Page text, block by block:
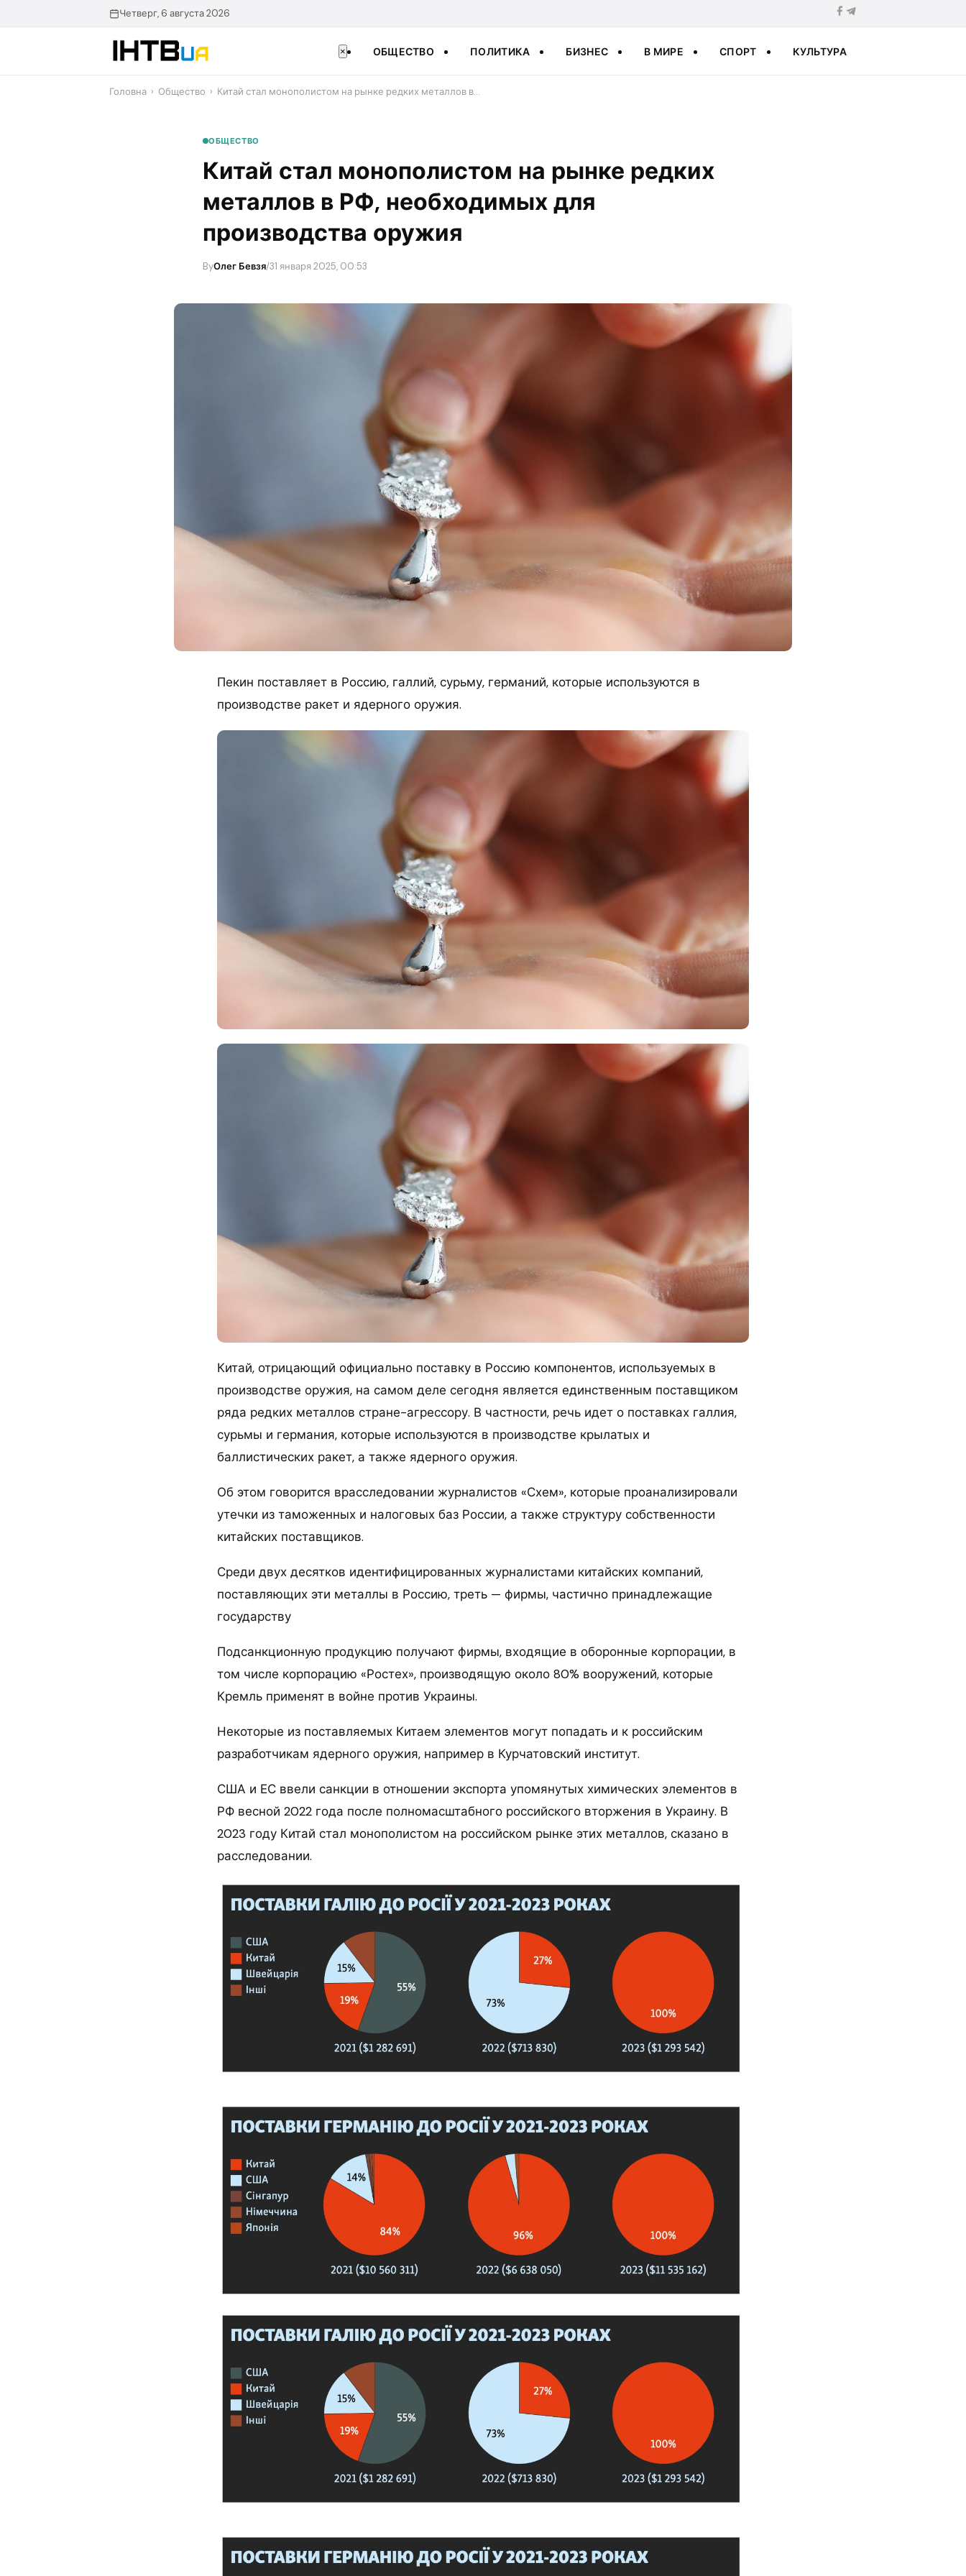
Четверг, 6 августа 2026
× ОБЩЕСТВО ПОЛИТИКА БИЗНЕС В МИРЕ СПОРТ КУЛЬТУРА
Головна › Общество › Китай стал монополистом на рынке редких металлов в…
ОБЩЕСТВО
Китай стал монополистом на рынке редких
металлов в РФ, необходимых для
производства оружия
ByОлег Бевзя/31 января 2025, 00:53
Пекин поставляет в Россию, галлий, сурьму, германий, которые используются в
производстве ракет и ядерного оружия.
Китай, отрицающий официально поставку в Россию компонентов, используемых в
производстве оружия, на самом деле сегодня является единственным поставщиком
ряда редких металлов стране-агрессору. В частности, речь идет о поставках галлия,
сурьмы и германия, которые используются в производстве крылатых и
баллистических ракет, а также ядерного оружия.
Об этом говорится врасследовании журналистов «Схем», которые проанализировали
утечки из таможенных и налоговых баз России, а также структуру собственности
китайских поставщиков.
Среди двух десятков идентифицированных журналистами китайских компаний,
поставляющих эти металлы в Россию, треть — фирмы, частично принадлежащие
государству
Подсанкционную продукцию получают фирмы, входящие в оборонные корпорации, в
том числе корпорацию «Ростех», производящую около 80% вооружений, которые
Кремль применят в войне против Украины.
Некоторые из поставляемых Китаем элементов могут попадать и к российским
разработчикам ядерного оружия, например в Курчатовский институт.
США и ЕС ввели санкции в отношении экспорта упомянутых химических элементов в
РФ весной 2022 года после полномасштабного российского вторжения в Украину. В
2023 году Китай стал монополистом на российском рынке этих металлов, сказано в
расследовании.